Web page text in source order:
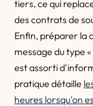
tiers, ce qui
des contrats de
Enfin, préparer la
message du type
est assorti
pratique détaille
heures lorsqu'on